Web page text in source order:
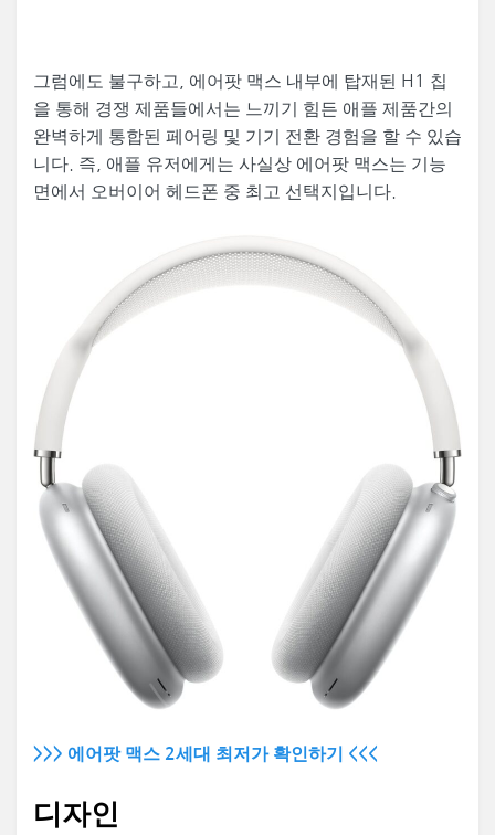
그럼에도 불구하고, 에어팟 맥스 내부에 탑재된 H1 칩
을 통해 경쟁 제품들에서는 느끼기 힘든 애플 제품간의
완벽하게 통합된 페어링 및 기기 전환 경험을 할 수 있습
니다. 즉, 애플 유저에게는 사실상 에어팟 맥스는 기능
면에서 오버이어 헤드폰 중 최고 선택지입니다.
>>> 에어팟 맥스 2세대 최저가 확인하기 <<<
디자인